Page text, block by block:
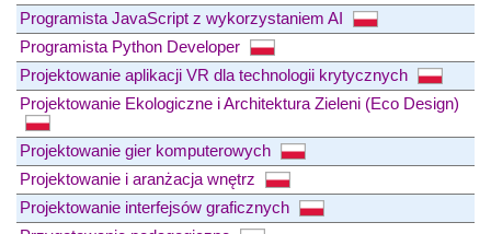
Programista JavaScript z wykorzystaniem AI
Programista Python Developer
Projektowanie aplikacji VR dla technologii krytycznych
Projektowanie Ekologiczne i Architektura Zieleni (Eco Design)
Projektowanie gier komputerowych
Projektowanie i aranżacja wnętrz
Projektowanie interfejsów graficznych